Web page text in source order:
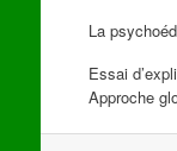
La
Essai
Approche